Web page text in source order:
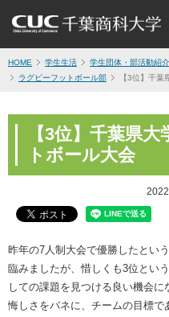
HOME 学生生活 学生団体・部活動紹介
ラグビーフットボール部
【3位】千
【3位】千葉県
トボール大会
昨年の7人制大会で優勝したとい
臨みましたが、惜しくも3位とい
しての課題を見つける良い機会
悔しさをバネに、チームの目標で